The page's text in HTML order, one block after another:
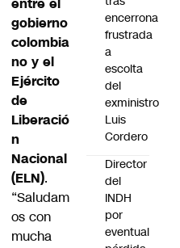
gobierno
colombia
no y el
Ejército
de
Liberació
n
Nacional
(ELN).
“Saludam
os con
mucha
encerrona
frustrada
a
escolta
del
exministro
Luis
Cordero
Director
del
INDH
por
eventual